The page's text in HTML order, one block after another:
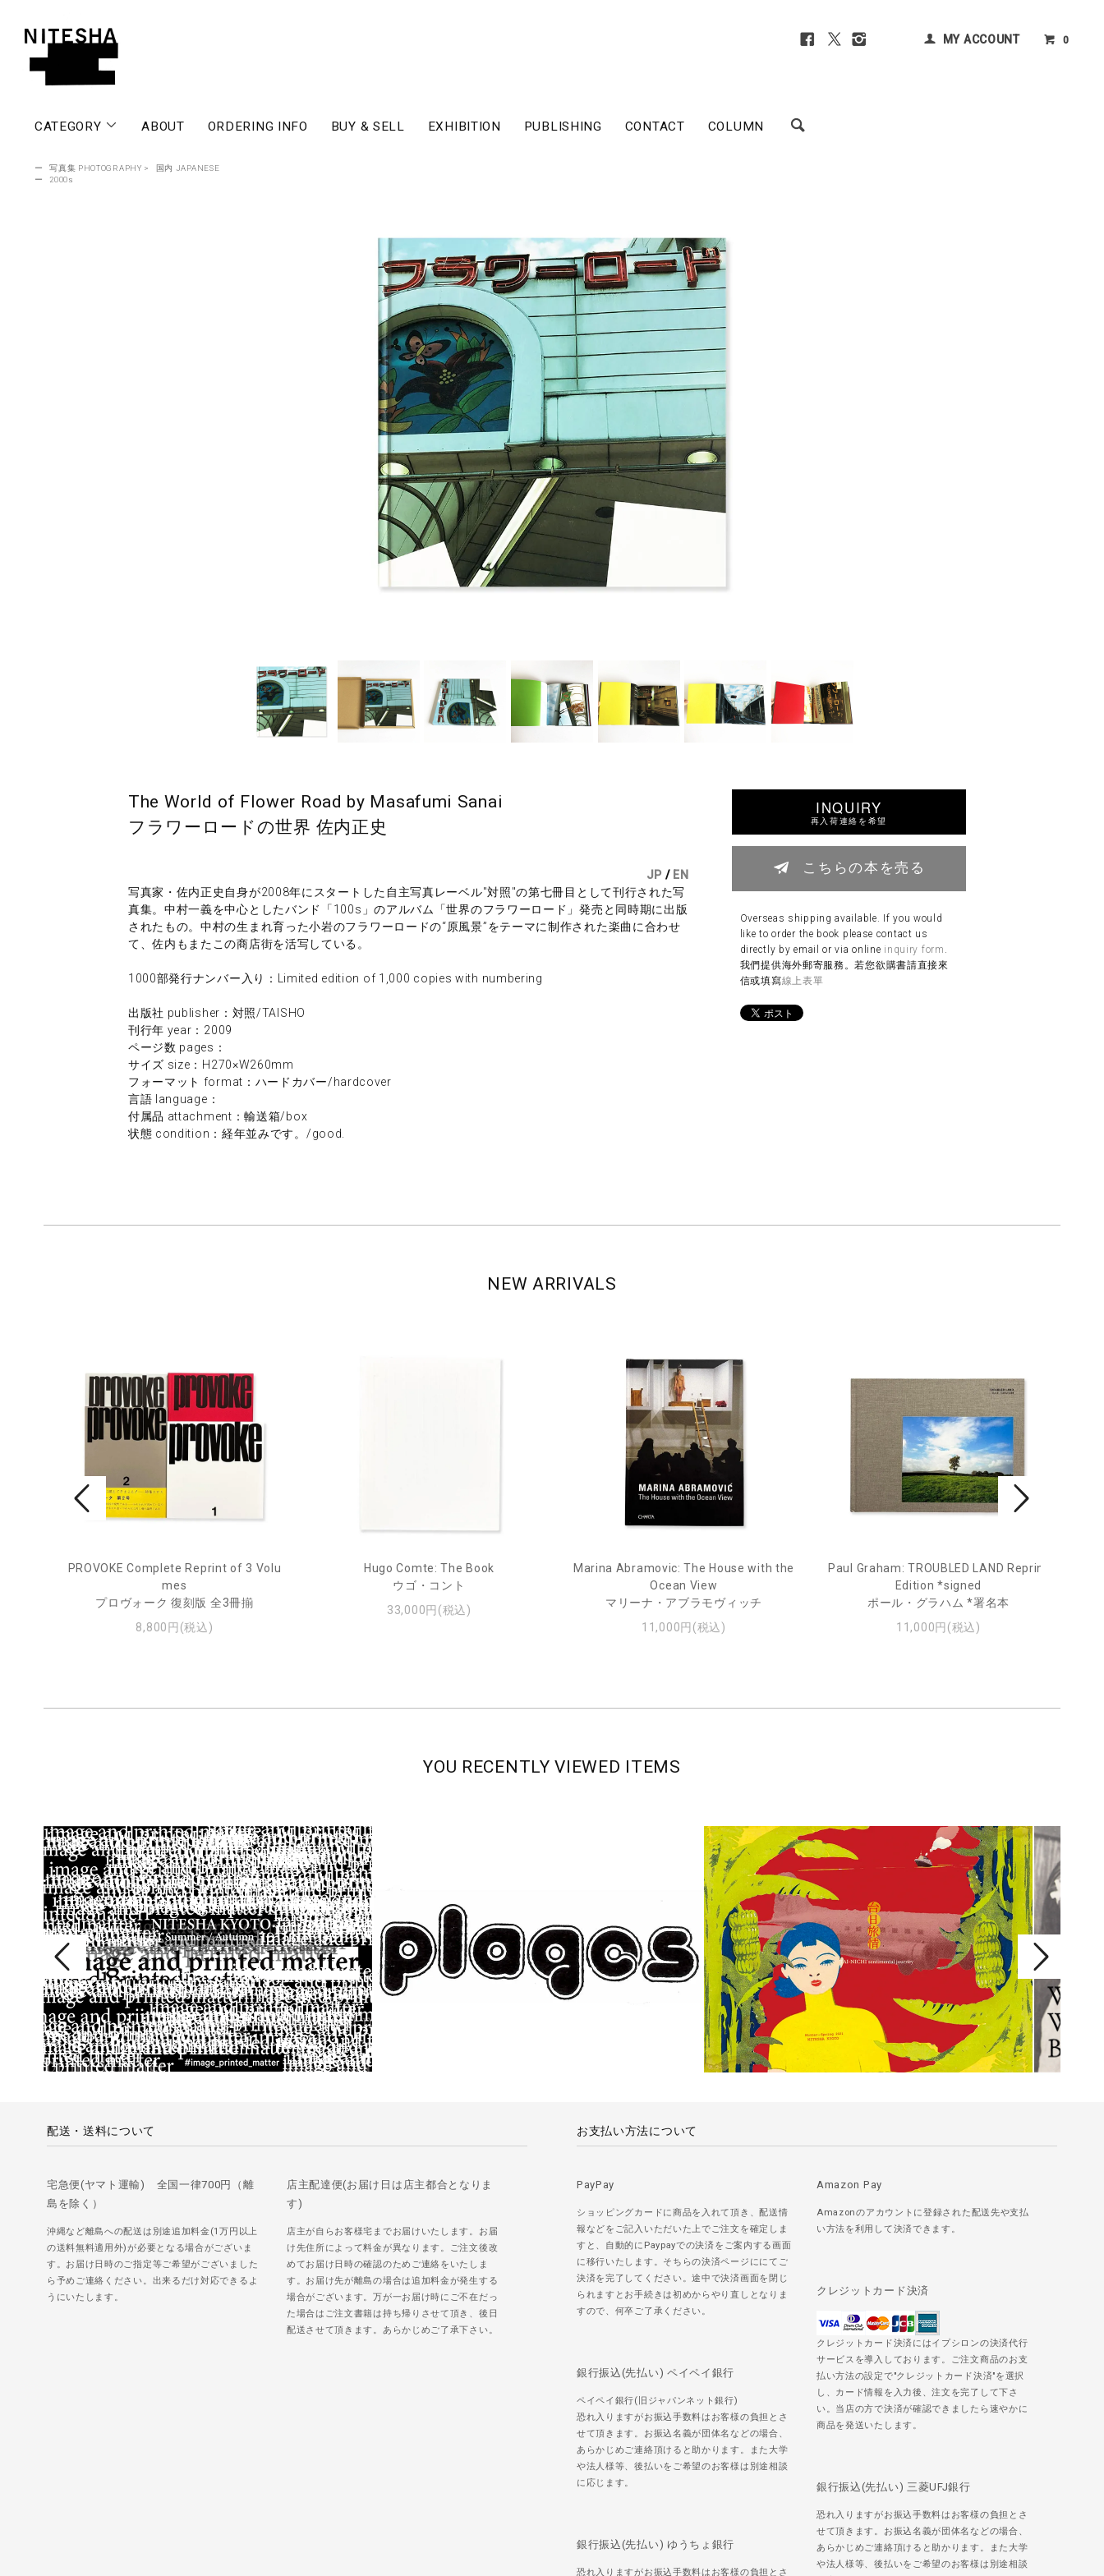
MY ACCOUNT 0
CATEGORY ABOUT ORDERING INFO BUY & SELL EXHIBITION PUBLISHING CONTACT COLUMN
ー 写真集 PHOTOGRAPHY >
国内 JAPANESE
ー
2000s
The World of Flower Road by Masafumi Sanai
フラワーロードの世界 佐内正史
JP / EN
写真家・佐内正史自身が2008年にスタートした自主写真レーベル"対照"の第七冊目として刊行された写
真集。中村一義を中心としたバンド「100s」のアルバム「世界のフラワーロード」発売と同時期に出版
されたもの。中村の生まれ育った小岩のフラワーロードの“原風景”をテーマに制作された楽曲に合わせ
て、佐内もまたこの商店街を活写している。
1000部発行ナンバー入り：Limited edition of 1,000 copies with numbering
出版社 publisher：対照/TAISHO
刊行年 year：2009
ページ数 pages：
サイズ size：H270×W260mm
フォーマット format：ハードカバー/hardcover
言語 language：
付属品 attachment：輸送箱/box
状態 condition：経年並みです。/good.
INQUIRY
再入荷連絡を希望
こちらの本を売る
Overseas shipping available. If you would
like to order the book please contact us
directly by email or via online inquiry form .
我們提供海外郵寄服務。若您欲購書請直接來
信或填寫線上表單
NEW ARRIVALS
PROVOKE Complete Reprint of 3 Volu
mes
プロヴォーク 復刻版 全3冊揃
8,800円(税込)
Hugo Comte: The Book
ウゴ・コント
33,000円(税込)
Marina Abramovic: The House with the
Ocean View
マリーナ・アブラモヴィッチ
11,000円(税込)
Paul Graham: TROUBLED LAND Reprint
Edition *signed
ポール・グラハム *署名本
11,000円(税込)
YOU RECENTLY VIEWED ITEMS
配送・送料について
宅急便(ヤマト運輸) 全国一律700円（離
島を除く）
沖縄など離島への配送は別途追加料金(1万円以上
の送料無料適用外)が必要となる場合がございま
す。お届け日時のご指定等ご希望がございました
ら予めご連絡ください。出来るだけ対応できるよ
うにいたします。
店主配達便(お届け日は店主都合となりま
す)
店主が自らお客様宅までお届けいたします。お届
け先住所によって料金が異なります。ご注文後改
めてお届け日時の確認のためご連絡をいたしま
す。お届け先が離島の場合は追加料金が発生する
場合がございます。万が一お届け時にご不在だっ
た場合はご注文書籍は持ち帰りさせて頂き、後日
配送させて頂きます。あらかじめご了承下さい。
お支払い方法について
PayPay
ショッピングカードに商品を入れて頂き、配送情
報などをご記入いただいた上でご注文を確定しま
すと、自動的にPaypayでの決済をご案内する画面
に移行いたします。そちらの決済ページににてご
決済を完了してください。途中で決済画面を閉じ
られますとお手続きは初めからやり直しとなりま
すので、何卒ご了承ください。
Amazon Pay
Amazonのアカウントに登録された配送先や支払
い方法を利用して決済できます。
クレジットカード決済
クレジットカード決済にはイプシロンの決済代行
サービスを導入しております。ご注文商品のお支
払い方法の設定で"クレジットカード決済"を選択
し、カード情報を入力後、注文を完了して下さ
い。当店の方で決済が確認できましたら速やかに
商品を発送いたします。
銀行振込(先払い) ペイペイ銀行
ペイペイ銀行(旧ジャパンネット銀行)
恐れ入りますがお振込手数料はお客様の負担とさ
せて頂きます。お振込名義が団体名などの場合、
あらかじめご連絡頂けると助かります。また大学
や法人様等、後払いをご希望のお客様は別途相談
に応じます。
銀行振込(先払い) 三菱UFJ銀行
恐れ入りますがお振込手数料はお客様の負担とさ
せて頂きます。お振込名義が団体名などの場合、
あらかじめご連絡頂けると助かります。また大学
や法人様等、後払いをご希望のお客様は別途相談
銀行振込(先払い) ゆうちょ銀行
恐れ入りますがお振込手数料はお客様の負担とさ